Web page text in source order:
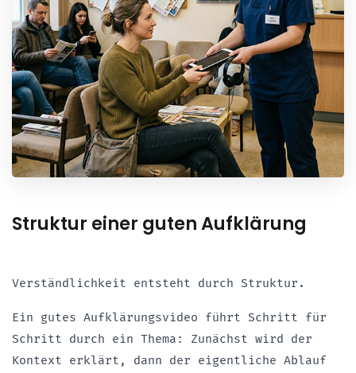
Struktur einer guten Aufklärung
Verständlichkeit entsteht durch Struktur.
Ein gutes Aufklärungsvideo führt Schritt für
Schritt durch ein Thema: Zunächst wird der
Kontext erklärt, dann der eigentliche Ablauf